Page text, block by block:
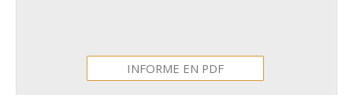
INFORME EN PDF